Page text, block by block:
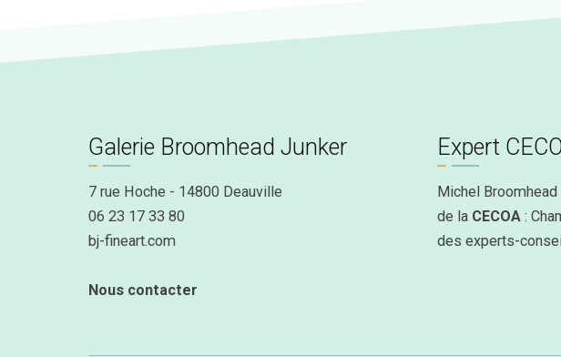
Galerie Broomhead Junker
7 rue Hoche - 14800 Deauville
06 23 17 33 80
bj-fineart.com
Nous contacter
Expert
Michel
de la CECOA :
des experts-